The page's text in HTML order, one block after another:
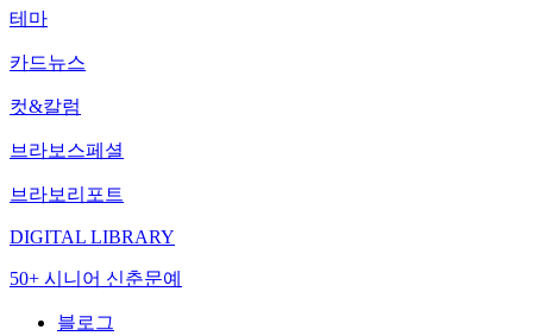
테마
카드뉴스
컷&칼럼
브라보스페셜
브라보리포트
DIGITAL LIBRARY
50+ 시니어 신춘문예
블로그